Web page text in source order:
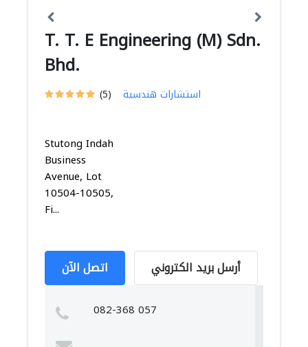
T. T. E Engineering (M) Sdn.
Bhd.
(5) استشارات هندسية
Stutong Indah
Business
Avenue, Lot
10504-10505,
Fi...
اتصل الآن أرسل بريد الكتروني
082-368 057